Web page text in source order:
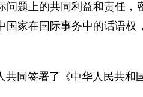
上的共同利益和责任，
国家在国际事务中的话语
签署了《中华人民共和国